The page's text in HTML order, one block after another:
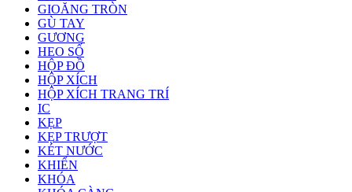
GIOĂNG TRÒN
GÙ TAY
GƯƠNG
HEO SỐ
HỘP ĐỒ
HỘP XÍCH
HỘP XÍCH TRANG TRÍ
IC
KẸP
KẸP TRƯỢT
KÉT NƯỚC
KHIỂN
KHÓA